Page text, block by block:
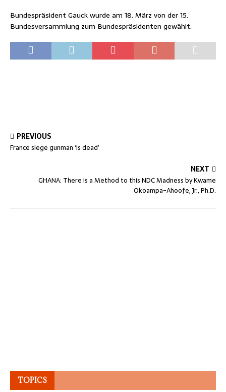
Bundespräsident Gauck wurde am 18. März von der 15.
Bundesversammlung zum Bundespräsidenten gewählt.
PREVIOUS
France siege gunman ‘is dead’
NEXT
GHANA: There is a Method to this NDC Madness by Kwame
Okoampa-Ahoofe, Jr., Ph.D.
TOPICS